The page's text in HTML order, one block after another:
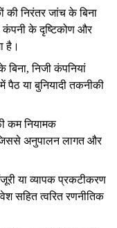
की निरंतर जांच के बिना
के दृष्टिकोण और
है।
बिना, निजी कंपनियां
पैठ या बुनियादी तकनीकी
कम नियामक
अनुपालन लागत और
या व्यापक प्रकटीकरण
सहित त्वरित रणनीतिक